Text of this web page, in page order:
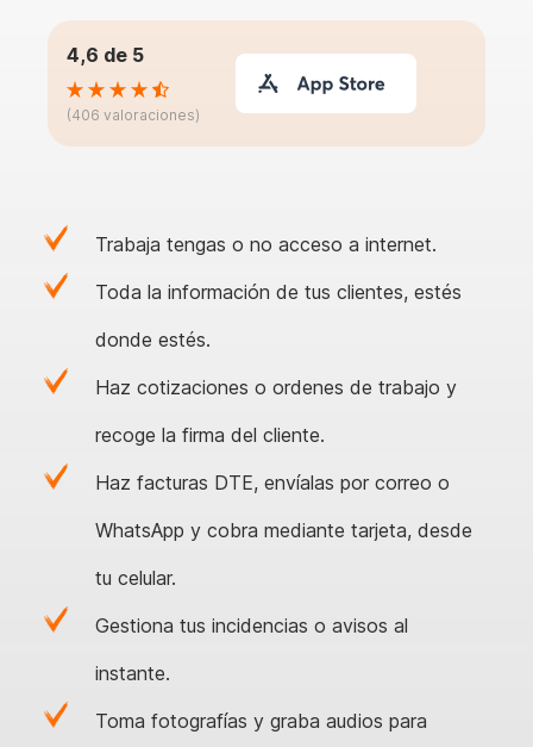
4,6 de 5
(406 valoraciones)
Trabaja tengas o no acceso a internet.
Toda la información de tus clientes, estés
donde estés.
Haz cotizaciones o ordenes de trabajo y
recoge la firma del cliente.
Haz facturas DTE, envíalas por correo o
WhatsApp y cobra mediante tarjeta, desde
tu celular.
Gestiona tus incidencias o avisos al
instante.
Toma fotografías y graba audios para